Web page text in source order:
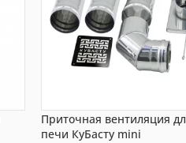
Приточная вентиляция
печи КуБасту mini